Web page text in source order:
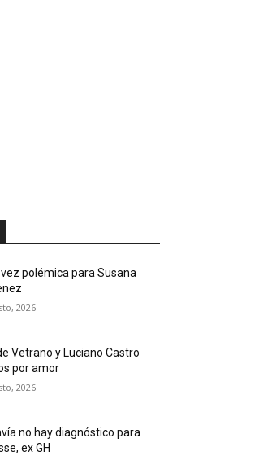
polémica para Susana
2026
Vetrano y Luciano Castro
por amor
2026
no hay diagnóstico para
ex GH